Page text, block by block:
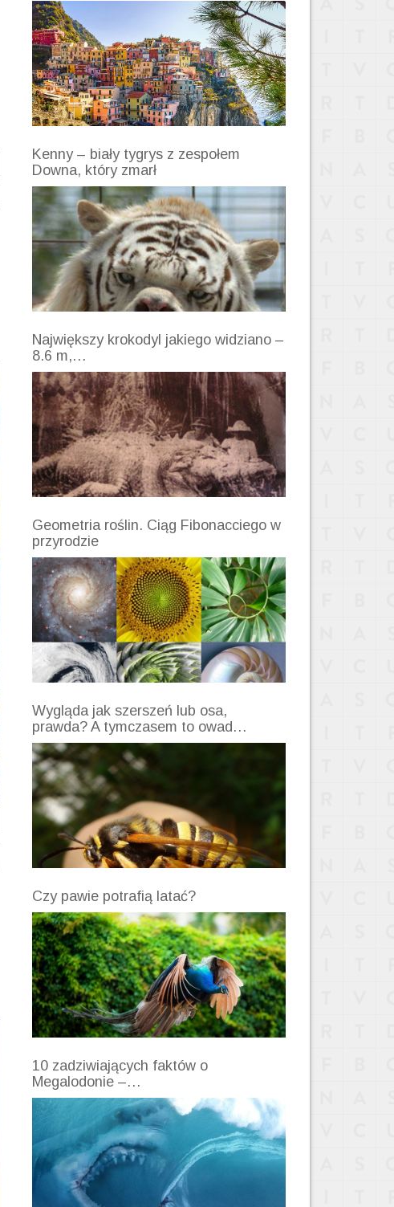
Kenny – biały tygrys z zespołem
Downa, który zmarł
Największy krokodyl jakiego widziano –
8.6 m,…
Geometria roślin. Ciąg Fibonacciego w
przyrodzie
Wygląda jak szerszeń lub osa,
prawda? A tymczasem to owad…
Czy pawie potrafią latać?
10 zadziwiających faktów o
Megalodonie –…